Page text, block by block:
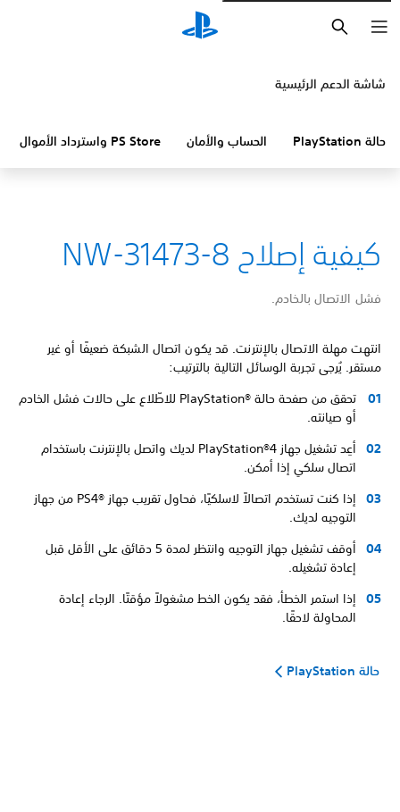
شاشة الدعم الرئيسية
حالة PlayStation الحساب والأمان PS Store واسترداد الأموال
كيفية إصلاح NW-31473-8
فشل الاتصال بالخادم.
انتهت مهلة الاتصال بالإنترنت. قد يكون اتصال الشبكة ضعيفًا أو غير
مستقر. يُرجى تجربة الوسائل التالية بالترتيب:
تحقق من صفحة حالة PlayStation®‎ للاطّلاع على حالات فشل الخادم
أو صيانته.
أعِد تشغيل جهاز PlayStation®4 لديك واتصل بالإنترنت باستخدام
اتصال سلكي إذا أمكن.
إذا كنت تستخدم اتصالاً لاسلكيًا، فحاول تقريب جهاز PS4®‎ من جهاز
التوجيه لديك.
أوقف تشغيل جهاز التوجيه وانتظر لمدة 5 دقائق على الأقل قبل
إعادة تشغيله.
إذا استمر الخطأ، فقد يكون الخط مشغولاً مؤقتًا. الرجاء إعادة
المحاولة لاحقًا.
حالة PlayStation